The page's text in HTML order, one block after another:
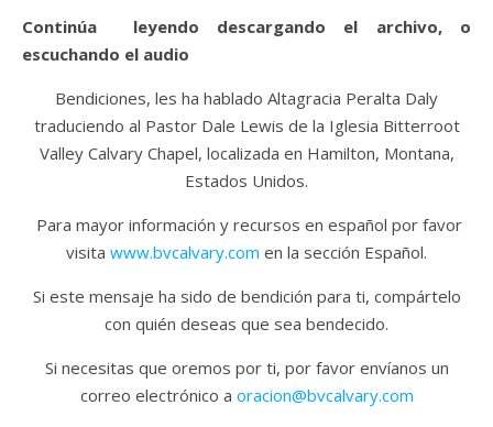
Continúa leyendo descargando el archivo, o
escuchando el audio
Bendiciones, les ha hablado Altagracia Peralta Daly
traduciendo al Pastor Dale Lewis de la Iglesia Bitterroot
Valley Calvary Chapel, localizada en Hamilton, Montana,
Estados Unidos.
Para mayor información y recursos en español por favor
visita www.bvcalvary.com en la sección Español.
Si este mensaje ha sido de bendición para ti, compártelo
con quién deseas que sea bendecido.
Si necesitas que oremos por ti, por favor envíanos un
correo electrónico a oracion@bvcalvary.com